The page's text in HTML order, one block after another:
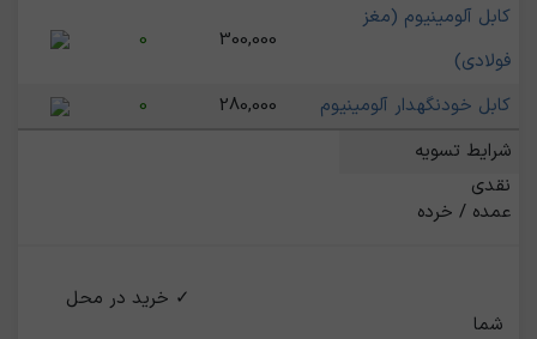
کابل آلومینیوم (مغز
فولادی)
300,000
0
کابل خودنگهدار آلومینیوم 280,000
0
شرایط تسویه
عمده / خرده